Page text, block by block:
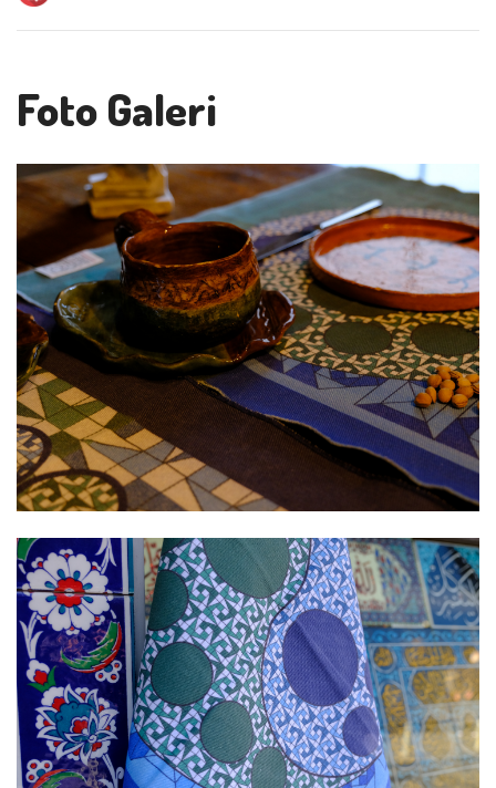
Foto Galeri